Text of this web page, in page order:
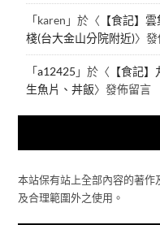
「karen 」於〈 【食記】
棧(台大金山分院附近)〉發
「a12425 」於〈 【食記
生魚片、丼飯〉發佈留言
本站保有站上全部內容的著作
及合理範圍外之使用。